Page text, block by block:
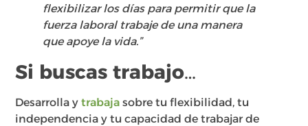
flexibilizar los días para permitir que la
fuerza laboral trabaje de una manera
que apoye la vida.”
Si buscas trabajo…
Desarrolla ytrabaja sobre tu flexibilidad, tu
independencia y tu capacidad de trabajar de